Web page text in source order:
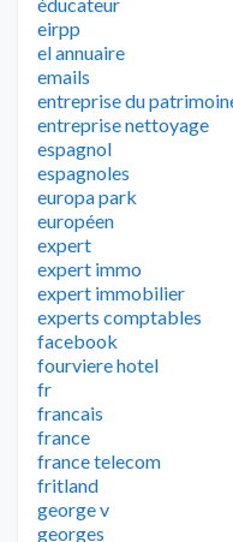
eirpp
el annuaire
emails
entreprise du
entreprise nettoyage
espagnol
espagnoles
europa park
européen
expert
expert immo
expert immobilier
experts comptables
facebook
fourviere hotel
fr
francais
france
france telecom
fritland
george v
georges